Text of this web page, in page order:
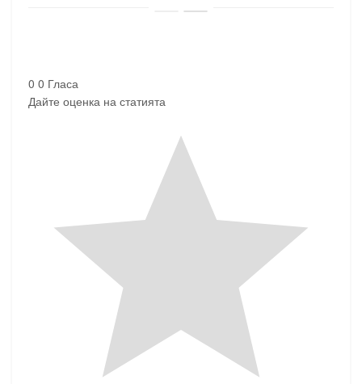
0 0 Гласа
Дайте оценка на статията